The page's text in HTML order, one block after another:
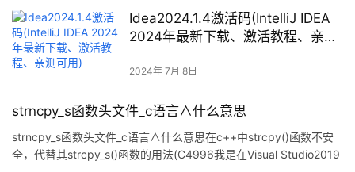
Idea2024.1.4激活码(IntelliJ IDEA
2024年最新下载、激活教程、亲测
2024年 7月 8日
strncpy_s函数头文件_c语言∧什么意思
strncpy_s函数头文件_c语言∧什么意思在c++中strcpy()函数不安
全，代替其strcpy_s()函数的用法(C4996我是在Visual Studio2019